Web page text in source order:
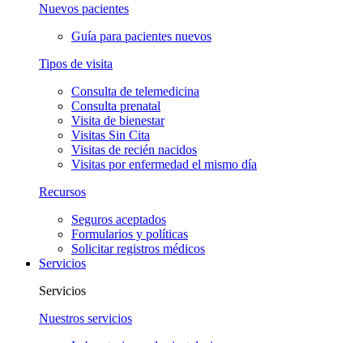
Nuevos pacientes
Guía para pacientes nuevos
Tipos de visita
Consulta de telemedicina
Consulta prenatal
Visita de bienestar
Visitas Sin Cita
Visitas de recién nacidos
Visitas por enfermedad el mismo día
Recursos
Seguros aceptados
Formularios y políticas
Solicitar registros médicos
Servicios
Servicios
Nuestros servicios